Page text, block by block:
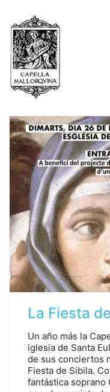
La Fiesta
Un año más la
iglesia de Santa
de sus conciertos
Fiesta de Sibila.
fantástica soprano